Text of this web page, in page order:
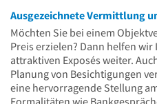
Möchten Sie bei einem
Preis erzielen? Dann helfen
attraktiven Exposés weiter.
Planung von Besichtigungen
eine hervorragende Stellung
Formalitäten wie